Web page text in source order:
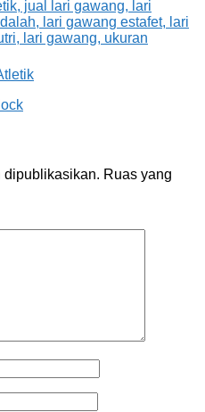
dipublikasikan. Ruas yang